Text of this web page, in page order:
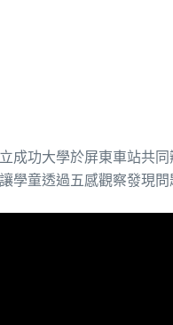
成功大學於屏東車站共
學童透過五感觀察發現